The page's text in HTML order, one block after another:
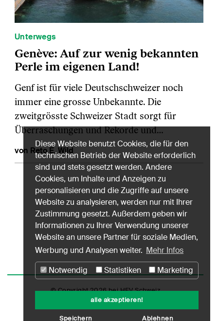
Unterwegs
Genève: Auf zur wenig bekannten
Perle im eigenen Land!
Genf ist für viele Deutschschweizer noch
immer eine grosse Unbekannte. Die
zweitgrösste Schweizer Stadt sorgt für
Überraschungen und Rekorde und…
von Reto E. Wild
© Copyright 2026 bei HEV Schweiz
Datenschutz Nutzungshinweise
Diese Website benutzt Cookies, die für den
technischen Betrieb der Website erforderlich
sind und stets gesetzt werden. Andere
Cookies, um Inhalte und Anzeigen zu
personalisieren und die Zugriffe auf unsere
Website zu analysieren, werden nur mit Ihrer
Zustimmung gesetzt. Außerdem geben wir
Informationen zu Ihrer Verwendung unserer
Website an unsere Partner für soziale Medien,
Werbung und Analysen weiter. Mehr Infos
Notwendig
Statistiken Marketing
alle akzeptieren!
Speichern Ablehnen